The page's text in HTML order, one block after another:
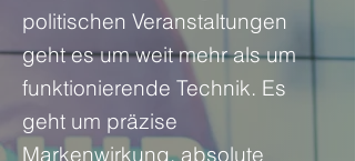
politischen Veranstaltungen
geht es um weit mehr als um
funktionierende Technik. Es
geht um präzise
Markenwirkung, absolute